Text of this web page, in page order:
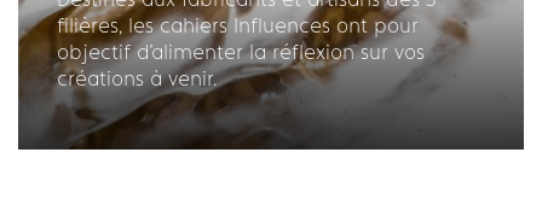
filières, les cahiers Influences ont pour
objectif d'alimenter la réflexion sur vos
créations à venir.